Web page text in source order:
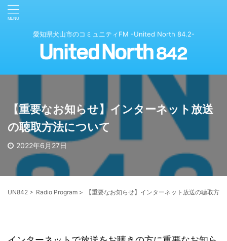
愛知県犬山市のコミュニティFM -United North 84.2-
【重要なお知らせ】インターネット放送
の聴取方法について
2022年6月27日
UN842 > Radio Program > 【重要なお知らせ】インターネット放送の聴取方